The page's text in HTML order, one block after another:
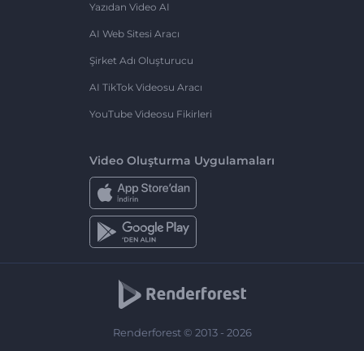
Yazıdan Video AI
AI Web Sitesi Aracı
Şirket Adı Oluşturucu
AI TikTok Videosu Aracı
YouTube Videosu Fikirleri
Video Oluşturma Uygulamaları
Renderforest © 2013 - 2026